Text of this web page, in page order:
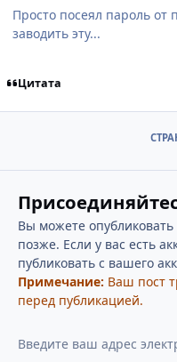
Просто посеял пароль
заводить эту...
Цитата
Вы можете опубликовать
позже. Если у вас есть
публиковать с вашего
Примечание: Ваш пост
перед публикацией.